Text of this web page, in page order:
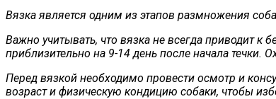
Вязка является одним из этапов размножения
Важно учитывать, что вязка не всегда приводит к
приблизительно на 9-14 день после начала течки.
Перед вязкой необходимо провести осмотр и
возраст и физическую кондицию собаки, чтобы